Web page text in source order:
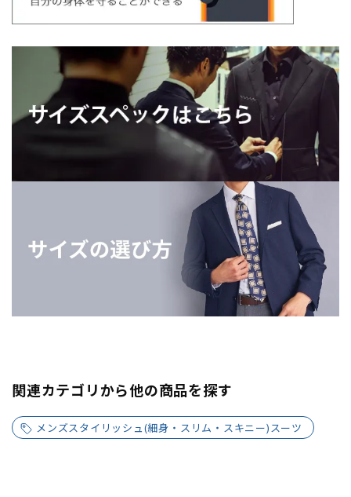
関連カテゴリから他の商品を探す
メンズスタイリッシュ(細身・スリム・スキニー)スーツ